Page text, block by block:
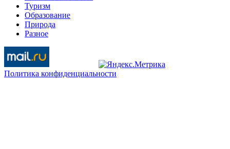
Туризм
Образование
Природа
Разное
Политика конфиденциальности